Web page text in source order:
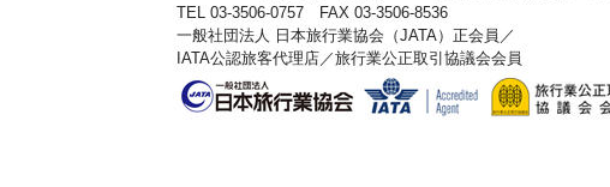
TEL 03-3506-0757 FAX 03-3506-8536
一般社団法人 日本旅行業協会（JATA）正会員／
IATA公認旅客代理店／旅行業公正取引協議会会員